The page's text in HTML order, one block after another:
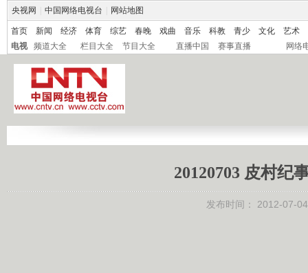
央视网 中国网络电视台 网站地图
首页 新闻 经济 体育 综艺 春晚 戏曲 音乐 科教 青少 文化
艺术
电视
频道大全 栏目大全 节目大全 直播中国 赛事直播 网络
20120703 皮村纪
发布时间： 2012-07-